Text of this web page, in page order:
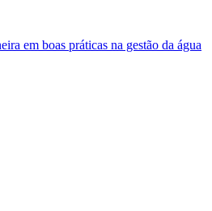
em boas práticas na gestão da água